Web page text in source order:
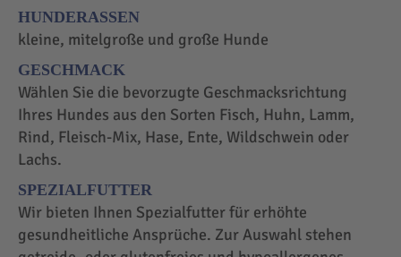
HUNDERASSEN
kleine, mitelgroße und große Hunde
GESCHMACK
Wählen Sie die bevorzugte Geschmacksrichtung
Ihres Hundes aus den Sorten Fisch, Huhn, Lamm,
Rind, Fleisch-Mix, Hase, Ente, Wildschwein oder
Lachs.
SPEZIALFUTTER
Wir bieten Ihnen Spezialfutter für erhöhte
gesundheitliche Ansprüche. Zur Auswahl stehen